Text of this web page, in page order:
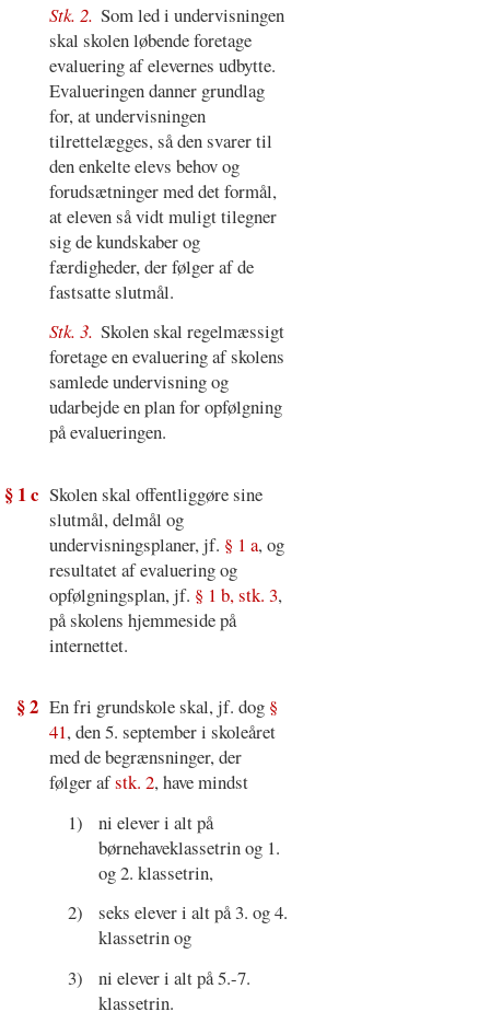
Stk. 2. Som led i undervisningen
skal skolen løbende foretage
evaluering af elevernes udbytte.
Evalueringen danner grundlag
for, at undervisningen
tilrettelægges, så den svarer til
den enkelte elevs behov og
forudsætninger med det formål,
at eleven så vidt muligt tilegner
sig de kundskaber og
færdigheder, der følger af de
fastsatte slutmål.
Stk. 3. Skolen skal regelmæssigt
foretage en evaluering af skolens
samlede undervisning og
udarbejde en plan for opfølgning
på evalueringen.
§ 1 c Skolen skal offentliggøre sine
slutmål, delmål og
undervisningsplaner, jf. § 1 a, og
resultatet af evaluering og
opfølgningsplan, jf. § 1 b, stk. 3,
på skolens hjemmeside på
internettet.
§ 2 En fri grundskole skal, jf. dog §
41, den 5. september i skoleåret
med de begrænsninger, der
følger afstk. 2, have mindst
1)
ni elever i alt på
børnehaveklassetrin og 1.
og 2. klassetrin,
2)
seks elever i alt på 3. og 4.
klassetrin og
3)
ni elever i alt på 5.-7.
klassetrin.